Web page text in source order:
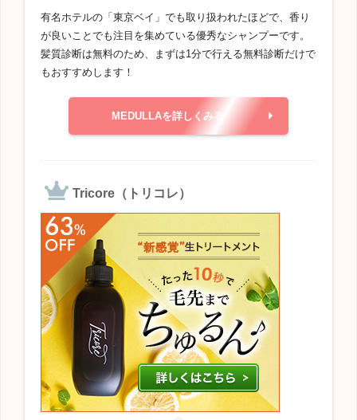
有名ホテルの「東京ベイ」でも取り扱われたほどで、香り
が良いことでも注目を集めている優秀なシャンプーです。
髪質診断は無料のため、まずは1分で行える無料診断だけで
もおすすめします！
MEDULLAを詳しくみる
Tricore（トリコレ）